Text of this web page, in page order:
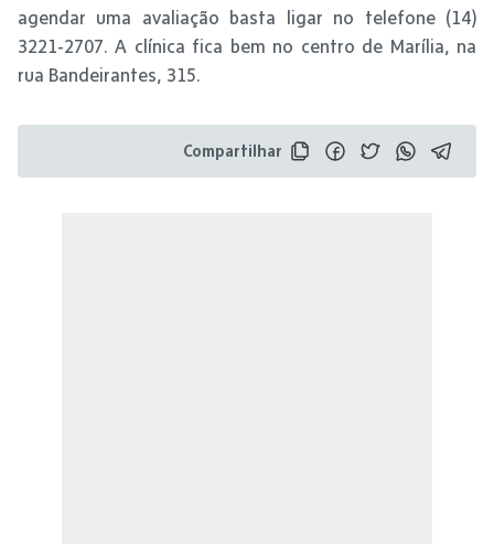
agendar uma avaliação basta ligar no telefone (14)
3221-2707. A clínica fica bem no centro de Marília, na
rua Bandeirantes, 315.
Compartilhar